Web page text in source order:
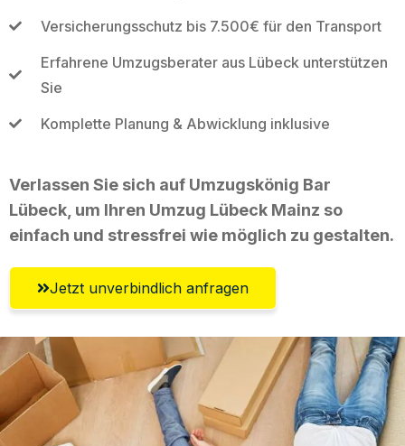
Versicherungsschutz bis 7.500€ für den Transport
Erfahrene Umzugsberater aus Lübeck unterstützen
Sie
Komplette Planung & Abwicklung inklusive
Verlassen Sie sich auf Umzugskönig Bar
Lübeck, um Ihren Umzug Lübeck Mainz so
einfach und stressfrei wie möglich zu gestalten.
Jetzt unverbindlich anfragen